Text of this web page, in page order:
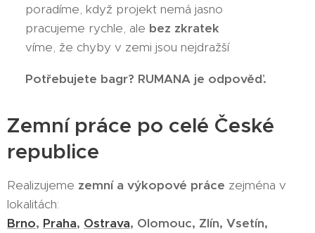
✔ poradíme, když projekt nemá jasno
✔ pracujeme rychle, ale bez zkratek
✔ víme, že chyby v zemi jsou nejdražší
Potřebujete bagr? RUMANA je odpověď.
Zemní práce po celé České
republice
Realizujeme zemní a výkopové práce zejména v
lokalitách:
Brno, Praha, Ostrava, Olomouc, Zlín, Vsetín,